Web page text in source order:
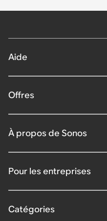
Aide
Offres
À propos de Sonos
Pour les entreprises
Catégories